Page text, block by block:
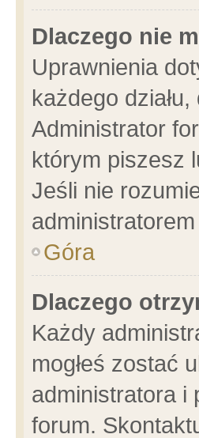
Dlaczego nie
Uprawnienia
każdego
Administrator
którym piszesz
Jeśli nie
Góra
Dlaczego
Każdy
mogłeś zostać
administratora i
forum.